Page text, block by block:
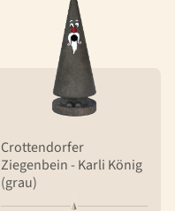
Crottendorfer
Ziegenbein - Karli König
(grau)